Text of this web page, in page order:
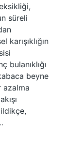
süreli
karışıklığın
bulanıklığı
beyne
azalma